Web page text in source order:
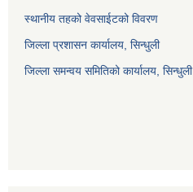
स्थानीय तहको वेवसाईटको विवरण
जिल्ला प्रशासन कार्यालय, सिन्धुली
जिल्ला समन्वय समितिको कार्यालय, सिन्धुली